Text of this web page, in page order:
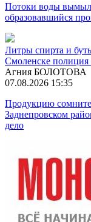
Потоки воды
образовавшийся
Литры спирта и
Смоленске полиция
Агния БОЛОТОВА
07.08.2026 15:35
Продукцию
Заднепровском
дело